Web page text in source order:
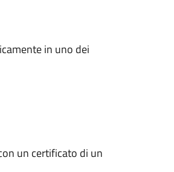
in uno dei
un certificato di un